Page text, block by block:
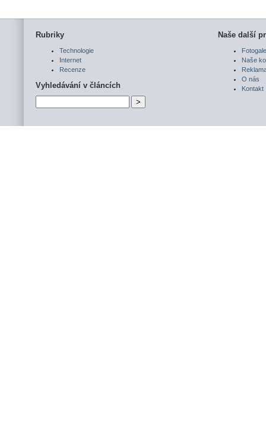
Rubriky
Technologie
Internet
Recenze
Vyhledávání v článcích
Naše další
Naše
O nás
Kontakt